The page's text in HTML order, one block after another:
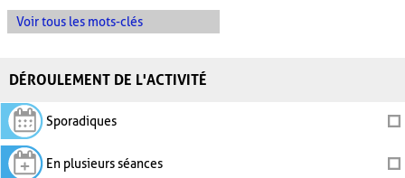
Voir tous les mots-clés
DÉROULEMENT DE L'ACTIVITÉ
Sporadiques
En plusieurs séances